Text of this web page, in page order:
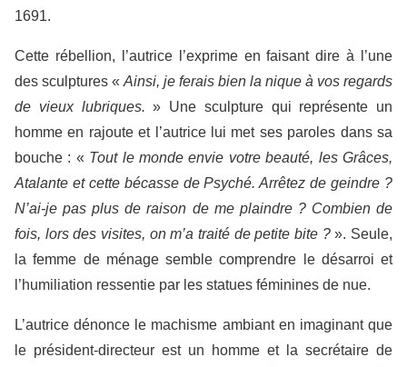
1691.
Cette rébellion, l’autrice l’exprime en faisant dire à l’une
des sculptures « Ainsi, je ferais bien la nique à vos regards
de vieux lubriques.» Une sculpture qui représente un
homme en rajoute et l’autrice lui met ses paroles dans sa
bouche : « Tout le monde envie votre beauté, les Grâces,
Atalante et cette bécasse de Psyché. Arrêtez de geindre ?
N’ai-je pas plus de raison de me plaindre ? Combien de
fois, lors des visites, on m’a traité de petite bite ?». Seule,
la femme de ménage semble comprendre le désarroi et
l’humiliation ressentie par les statues féminines de nue.
L’autrice dénonce le machisme ambiant en imaginant que
le président-directeur est un homme et la secrétaire de